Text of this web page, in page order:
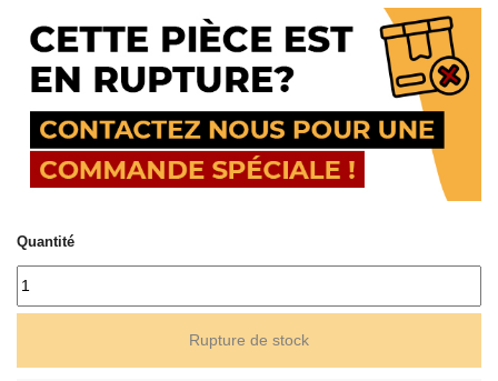
Quantité
Rupture de stock